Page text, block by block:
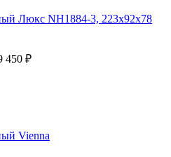
Люкс NH1884-3, 223х92х78
450 ₽
Vienna